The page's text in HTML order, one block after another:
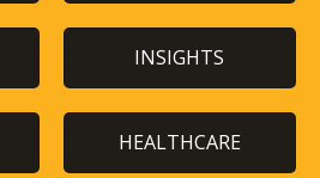
INSIGHTS
HEALTHCARE